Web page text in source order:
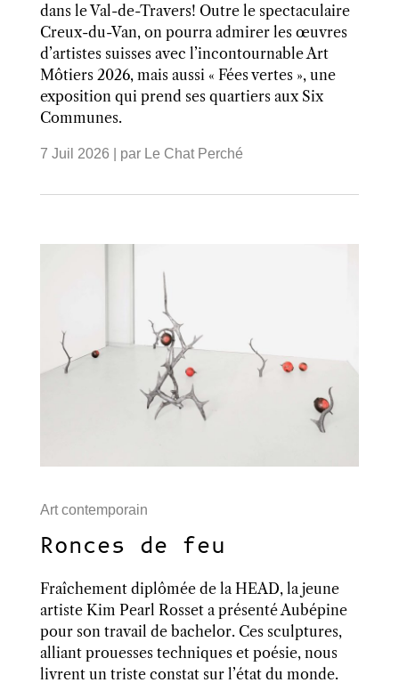
dans le Val-de-Travers! Outre le spectaculaire
Creux-du-Van, on pourra admirer les œuvres
d’artistes suisses avec l’incontournable Art
Môtiers 2026, mais aussi « Fées vertes », une
exposition qui prend ses quartiers aux Six
Communes.
7 Juil 2026 | par Le Chat Perché
Art contemporain
Ronces de feu
Fraîchement diplômée de la HEAD, la jeune
artiste Kim Pearl Rosset a présenté Aubépine
pour son travail de bachelor. Ces sculptures,
alliant prouesses techniques et poésie, nous
livrent un triste constat sur l’état du monde.